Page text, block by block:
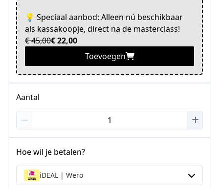
💡 Speciaal aanbod: Alleen nú beschikbaar
als kassakoopje, direct na de masterclass!
€ 45,00€ 22,00
Toevoegen
Aantal
Hoe wil je betalen?
iDEAL | Wero